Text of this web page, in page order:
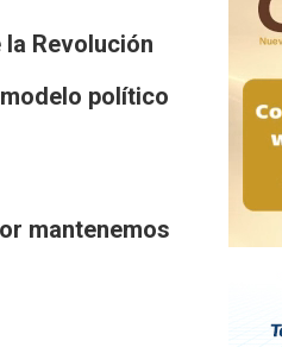
la Revolución
político
mantenemos